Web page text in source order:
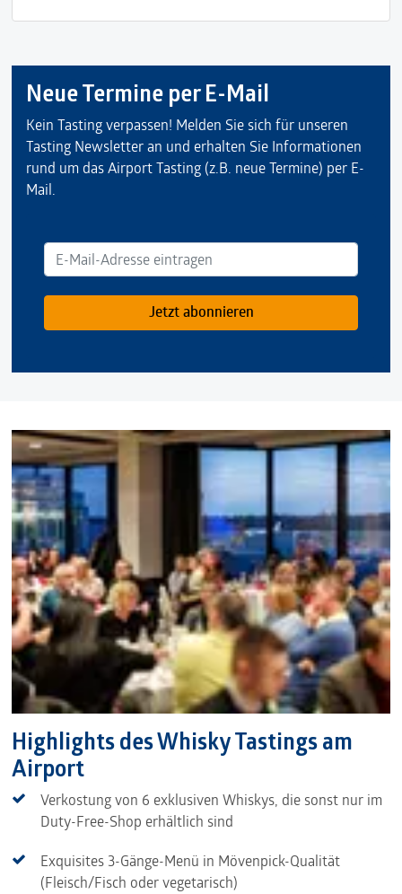
Neue Termine per E-Mail
Kein Tasting verpassen! Melden Sie sich für unseren
Tasting Newsletter an und erhalten Sie Informationen
rund um das Airport Tasting (z.B. neue Termine) per E-
Mail.
Jetzt abonnieren
Highlights des Whisky Tastings am
Airport
Verkostung von 6 exklusiven Whiskys, die sonst nur im
Duty-Free-Shop erhältlich sind
Exquisites 3-Gänge-Menü in Mövenpick-Qualität
(Fleisch/Fisch oder vegetarisch)